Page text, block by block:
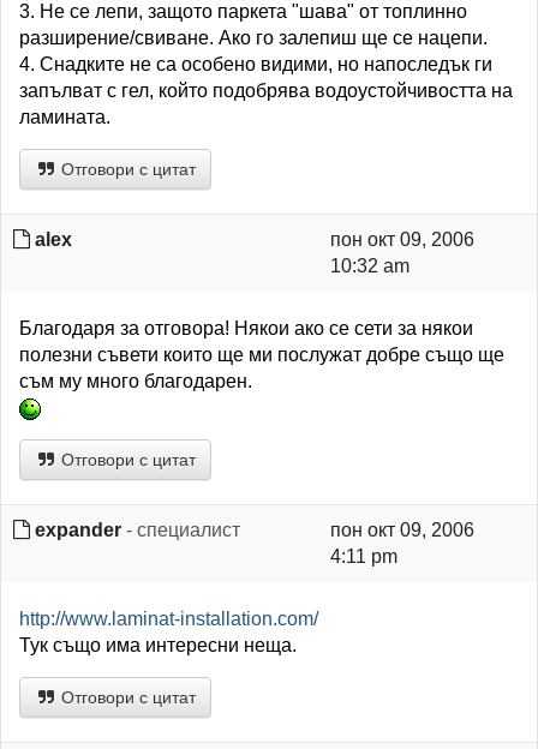
3. Не се лепи, защото паркета "шава" от топлинно
разширение/свиване. Ако го залепиш ще се нацепи.
4. Снадките не са особено видими, но напоследък ги
запълват с гел, който подобрява водоустойчивостта на
ламината.
Отговори с цитат
alex
пон окт 09, 2006
10:32 am
Благодаря за отговора! Някои ако се сети за някои
полезни съвети които ще ми послужат добре също ще
съм му много благодарен.
Отговори с цитат
expander - специалист
пон окт 09, 2006
4:11 pm
http://www.laminat-installation.com/
Тук също има интересни неща.
Отговори с цитат